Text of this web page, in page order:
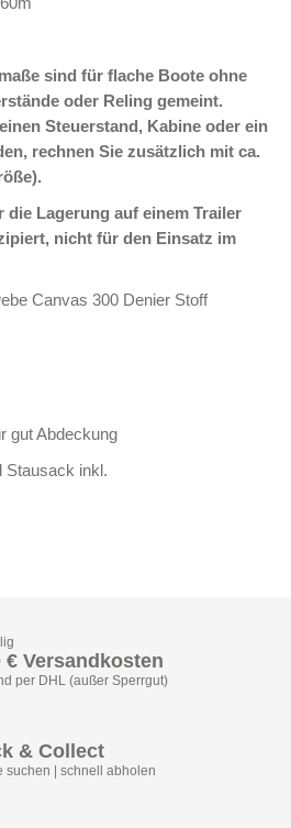
sind für flache Boote ohne
oder Reling gemeint.
Steuerstand, Kabine oder ein
rechnen Sie zusätzlich mit ca.
die Lagerung auf einem Trailer
nicht für den Einsatz im
Canvas 300 Denier Stoff
gut Abdeckung
Stausack inkl.
€ Versandkosten
per DHL (außer Sperrgut)
& Collect
suchen | schnell abholen